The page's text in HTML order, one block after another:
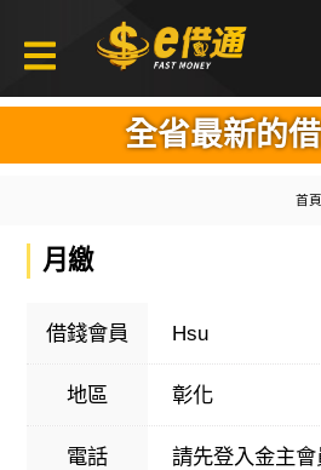
全省最新的
首頁
月繳
借錢會員 Hsu
地區 彰化
電話 請先登入金主會